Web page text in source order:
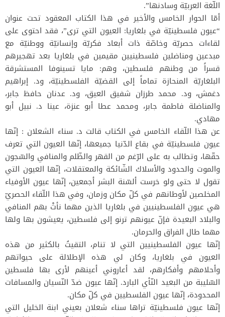
اللّغة العربيّة وسادنها”.
أمّا الحوار الخامس والأخير في هذا الكتاب المعقود تحت عنوان
“عيون فلسطينيّة في بلغاريا: العيون التي ترى”، فقد احتوى على
لقاءات حصريّة وخاصّة ذات أبعاد فكريّة وإنسانيّة ووطنيّة مع
مبدعين ومناضلين فلسطينيين مقيمين في بلغاريا بعد تهجيرهم
قسراً من وطنهم فلسطين، وهم: مايا تسينوفا المستشرقة
البلغاريّة المنحازة تماماً إلى القضيّة الفلسطينيّة، ود. إبراهيم
دغمش، ود. محمد طرزان شفيق العيق، ود. عدنان حافظ جابر،
والمناضلة فاطمة جابر، ومحمد عطا أبو عنزة، عينا د. نبيل أبو
مهادي.
عن هذا اللّقاء الخامس في الكتاب قالت د. سناء الشعلان : إنّها
عيون فلسطينيّة في بقاع الدّنيا جميعها، إنّها العيون التي تعرف
حقّها، وتطالب به على الرّغم من القهر والظّلم والمنافي والسّجون
والموت والحدود والأسلاك الشّائكة والمعتقلات، إنّها العيون التي
تقول لا حتى ولو خرست ألسّنة البشر أجمعين، إنّها عيون الأوفياء
المخلصين لأوطانهم في كلّ مكان وزمان، وفي هذا اللّقاء الحصريّ
هي عيون الفلسطينيين في بلغاريا الذين مهما نأتْ بهم المنافي
والبلاد البعيدة فإنّ عيونهم ترنو إلى فلسطين، يعيشون بها ولها
مهما طال الفراق والحرمان.
إنّها عيون الفلسطينيين التي لا تنام، التقيتُ بالكثير من هذه
العيون في بلغاريا، وكان لي هذه الإطلالة على حيواتهم
وأحلامهم وأفكارهم، لقد أعاروني أعينهم لأرى بها فلسطين
السّليبة من البعيد النّأي البارد. إنّها عيون ضدّ النّسيان والمسافات
المحدودة، إنّها عيون الفلسطيين في كلّ مكان.
إنّها عيون فلسطينيّة تراها سناء شعلان بعيني ابنة الخليل التي